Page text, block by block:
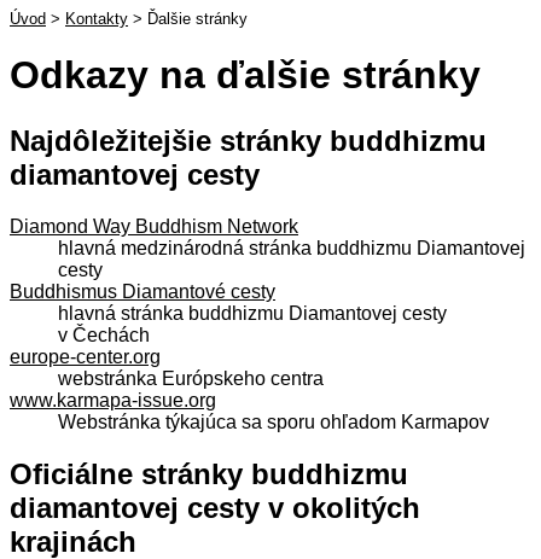
Úvod > Kontakty > Ďalšie stránky
Odkazy na ďalšie stránky
Najdôležitejšie stránky buddhizmu
diamantovej cesty
Diamond Way Buddhism Network
hlavná medzinárodná stránka buddhizmu Diamantovej
cesty
Buddhismus Diamantové cesty
hlavná stránka buddhizmu Diamantovej cesty
v Čechách
europe-center.org
webstránka Európskeho centra
www.karmapa-issue.org
Webstránka týkajúca sa sporu ohľadom Karmapov
Oficiálne stránky buddhizmu
diamantovej cesty v okolitých
krajinách